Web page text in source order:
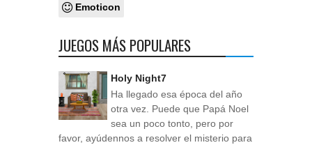
Emoticon
JUEGOS MÁS POPULARES
Holy Night7
Ha llegado esa época del año
otra vez. Puede que Papá Noel
sea un poco tonto, pero por
favor, ayúdennos a resolver el misterio para